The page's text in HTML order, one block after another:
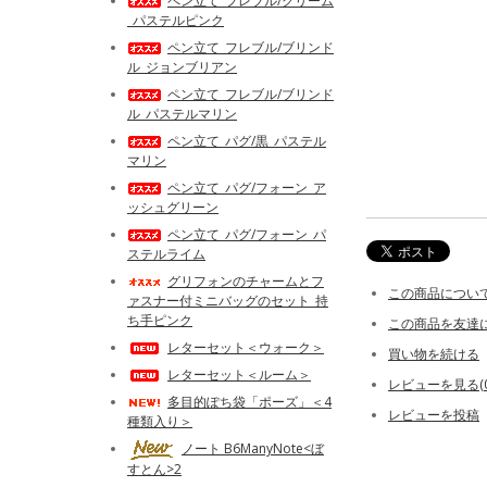
この商品につい
この商品を友達
買い物を続ける
レビューを見る
レビューを投稿
_パステルピンク
ペン立て_フレブル/ブリンド
ル_ジョンブリアン
ペン立て_フレブル/ブリンド
ル_パステルマリン
ペン立て_パグ/黒_パステル
マリン
ペン立て_パグ/フォーン_ア
ッシュグリーン
ペン立て_パグ/フォーン_パ
ステルライム
グリフォンのチャームとフ
ァスナー付ミニバッグのセット_持
ち手ピンク
レターセット＜ウォーク＞
レターセット＜ルーム＞
多目的ぽち袋「ポーズ」＜4
種類入り＞
ノート B6ManyNote<ぼ
すとん>2